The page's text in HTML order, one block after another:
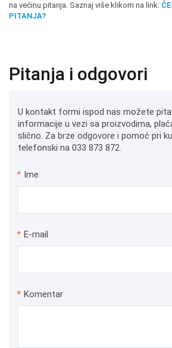
na većinu pitanja. Saznaj više klikom na link:
PITANJA?
Pitanja i odgovori
U kontakt formi ispod nas možete
informacije u vezi sa proizvodima,
slično. Za brze odgovore i pomoć pri
telefonski na 033 873 872.
* Ime
* E-mail
* Komentar